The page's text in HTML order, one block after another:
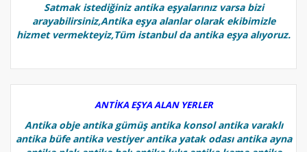
Satmak istediğiniz antika eşyalarınız varsa bizi
arayabilirsiniz,Antika eşya alanlar olarak ekibimizle
hizmet vermekteyiz,Tüm istanbul da antika eşya alıyoruz.
ANTİKA EŞYA ALAN YERLER
Antika obje antika gümüş antika konsol antika varaklı
antika büfe antika vestiyer antika yatak odası antika ayna